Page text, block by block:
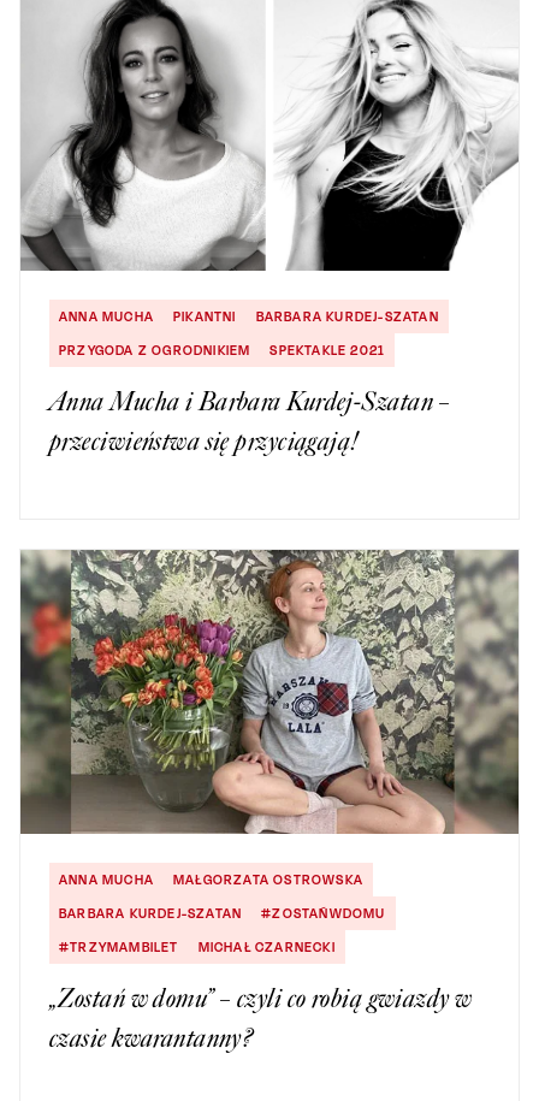
ANNA MUCHA PIKANTNI
BARBARA KURDEJ-SZATAN
PRZYGODA Z OGRODNIKIEM
SPEKTAKLE 2021
Anna Mucha i Barbara Kurdej-Szatan –
przeciwieństwa się przyciągają!
ANNA MUCHA
MAŁGORZATA OSTROWSKA
BARBARA KURDEJ-SZATAN
#ZOSTAŃWDOMU
#TRZYMAMBILET
MICHAŁ CZARNECKI
„Zostań w domu” – czyli co robią gwiazdy w
czasie kwarantanny?